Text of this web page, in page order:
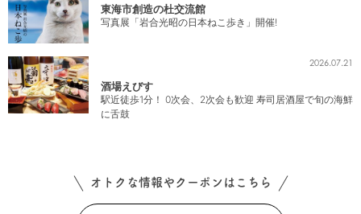
東海市創造の杜交流館
写真展「岩合光昭の日本ねこ歩き」開催!
2026.07.21
酒場えびす
駅近徒歩1分！ 0次会、2次会も歓迎 寿司居酒屋で旬の海鮮
に舌鼓
オトクな情報やクーポンはこちら